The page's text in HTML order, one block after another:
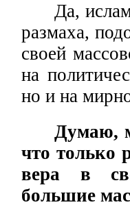
Да,
размаха,
своей
на
но и на
Думаю,
что только
вера в
большие